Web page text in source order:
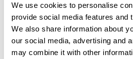
We use cookies to personalise
provide social media features and
We also share information about
our social media, advertising and
may combine it with other
Soyez le premier à